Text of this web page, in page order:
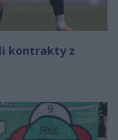
kontrakty z